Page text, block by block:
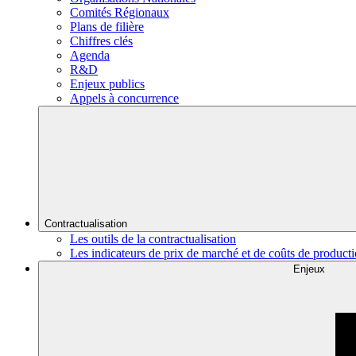
Comités Régionaux
Plans de filière
Chiffres clés
Agenda
R&D
Enjeux publics
Appels à concurrence
Contractualisation
Les outils de la contractualisation
Les indicateurs de prix de marché et de coûts de
Enjeux